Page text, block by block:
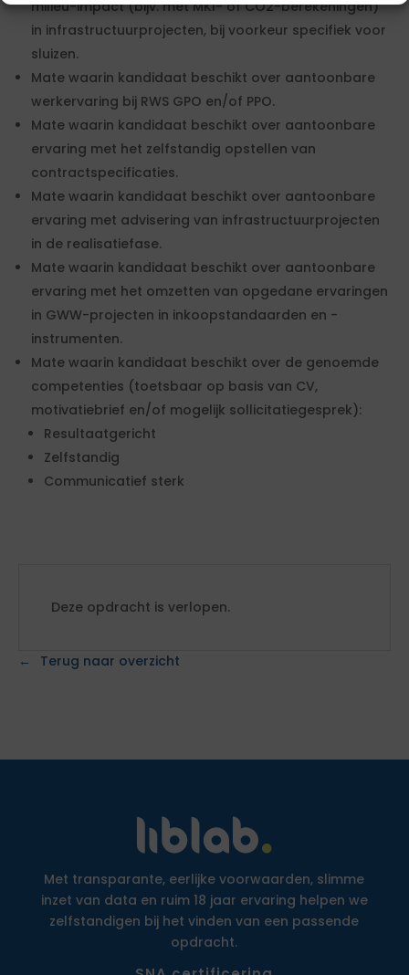
milieu-impact (bijv. met MKI- of CO2-berekeningen)
in infrastructuurprojecten, bij voorkeur specifiek voor
sluizen.
Mate waarin kandidaat beschikt over aantoonbare
werkervaring bij RWS GPO en/of PPO.
Mate waarin kandidaat beschikt over aantoonbare
ervaring met het zelfstandig opstellen van
contractspecificaties.
Mate waarin kandidaat beschikt over aantoonbare
ervaring met advisering van infrastructuurprojecten
in de realisatiefase.
Mate waarin kandidaat beschikt over aantoonbare
ervaring met het omzetten van opgedane ervaringen
in GWW-projecten in inkoopstandaarden en -
instrumenten.
Mate waarin kandidaat beschikt over de genoemde
competenties (toetsbaar op basis van CV,
motivatiebrief en/of mogelijk sollicitatiegesprek):
Resultaatgericht
Zelfstandig
Communicatief sterk
Deze opdracht is verlopen.
Terug naar overzicht
Met transparante, eerlijke voorwaarden, slimme
inzet van data en ruim 18 jaar ervaring helpen we
zelfstandigen bij het vinden van een passende
opdracht.